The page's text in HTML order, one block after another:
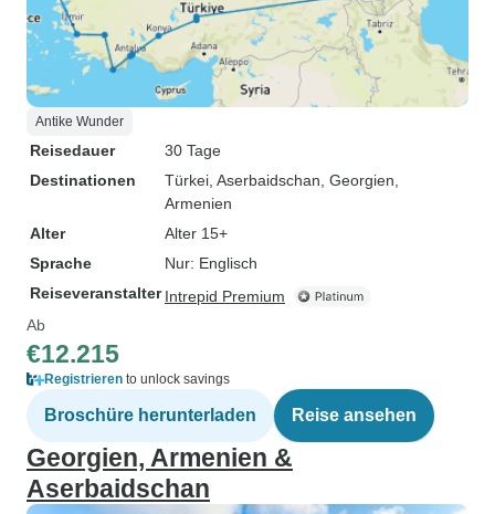
Antike Wunder
Reisedauer
30 Tage
Destinationen
Türkei , Aserbaidschan , Georgien
Armenien
Alter
Alter 15+
Sprache
Nur: Englisch
Reiseveranstalter Intrepid Premium
Ab
€12.215
Registrieren to unlock savings
Broschüre herunterladen Reise ansehen
Georgien, Armenien &
Aserbaidschan